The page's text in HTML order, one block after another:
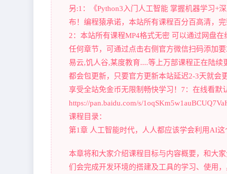
另:1：《Python3入门人工智能 掌握机器学习+
布！编程猿承诺，本站所有课程百分百高清，
2：本站所有课程MP4格式无密 可以通过网盘
任何章节，可通过点击右侧官方微信扫码添加
易云,饥人谷,某度教育....等上万部课程正在陆
都会包更新，只要官方更新本站延迟2-3天就会
享受全站免金币无限制畅快学习！7：在线看默
https://pan.baidu.com/s/
课程目录：
第1章 人工智能时代，人人都应该学会利用AI这
本章将和大家介绍课程目标与内容概要，和大
们会完成开发环境的搭建及工具的学习、使用，